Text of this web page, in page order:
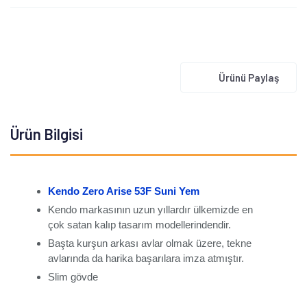
Ürünü Paylaş
Ürün Bilgisi
Kendo Zero Arise 53F Suni Yem
Kendo markasının uzun yıllardır ülkemizde en
çok satan kalıp tasarım modellerindendir.
Başta kurşun arkası avlar olmak üzere, tekne
avlarında da harika başarılara imza atmıştır.
Slim gövde